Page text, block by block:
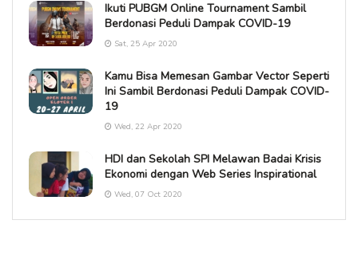
Ikuti PUBGM Online Tournament Sambil
Berdonasi Peduli Dampak COVID-19
Sat, 25 Apr 2020
Kamu Bisa Memesan Gambar Vector Seperti
Ini Sambil Berdonasi Peduli Dampak COVID-
19
Wed, 22 Apr 2020
HDI dan Sekolah SPI Melawan Badai Krisis
Ekonomi dengan Web Series Inspirational
Wed, 07 Oct 2020